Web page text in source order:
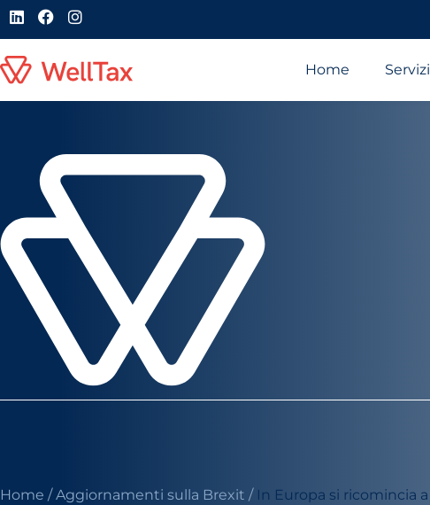
Home Servizi
Home /Aggiornamenti sulla Brexit / In Europa si ricomincia a